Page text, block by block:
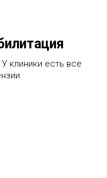
клиники есть все